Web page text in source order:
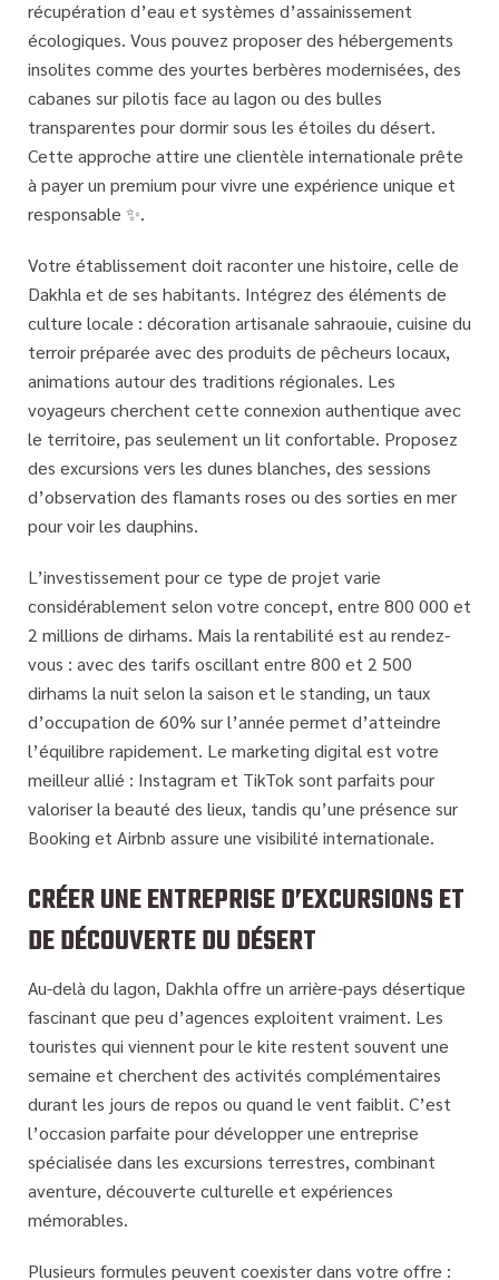
récupération d’eau et systèmes d’assainissement
écologiques. Vous pouvez proposer des hébergements
insolites comme des yourtes berbères modernisées, des
cabanes sur pilotis face au lagon ou des bulles
transparentes pour dormir sous les étoiles du désert.
Cette approche attire une clientèle internationale prête
à payer un premium pour vivre une expérience unique et
responsable ✨.
Votre établissement doit raconter une histoire, celle de
Dakhla et de ses habitants. Intégrez des éléments de
culture locale : décoration artisanale sahraouie, cuisine du
terroir préparée avec des produits de pêcheurs locaux,
animations autour des traditions régionales. Les
voyageurs cherchent cette connexion authentique avec
le territoire, pas seulement un lit confortable. Proposez
des excursions vers les dunes blanches, des sessions
d’observation des flamants roses ou des sorties en mer
pour voir les dauphins.
L’investissement pour ce type de projet varie
considérablement selon votre concept, entre 800 000 et
2 millions de dirhams. Mais la rentabilité est au rendez-
vous : avec des tarifs oscillant entre 800 et 2 500
dirhams la nuit selon la saison et le standing, un taux
d’occupation de 60% sur l’année permet d’atteindre
l’équilibre rapidement. Le marketing digital est votre
meilleur allié : Instagram et TikTok sont parfaits pour
valoriser la beauté des lieux, tandis qu’une présence sur
Booking et Airbnb assure une visibilité internationale.
CRÉER UNE ENTREPRISE D’EXCURSIONS ET
DE DÉCOUVERTE DU DÉSERT
Au-delà du lagon, Dakhla offre un arrière-pays désertique
fascinant que peu d’agences exploitent vraiment. Les
touristes qui viennent pour le kite restent souvent une
semaine et cherchent des activités complémentaires
durant les jours de repos ou quand le vent faiblit. C’est
l’occasion parfaite pour développer une entreprise
spécialisée dans les excursions terrestres, combinant
aventure, découverte culturelle et expériences
mémorables.
Plusieurs formules peuvent coexister dans votre offre :